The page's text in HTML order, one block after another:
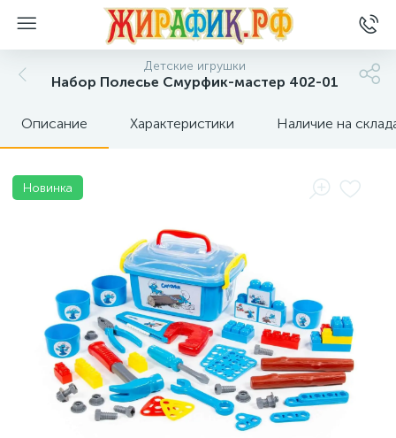
Детские игрушки
Набор Полесье Смурфик-мастер 402-01
Описание Характеристики Наличие на
Новинка